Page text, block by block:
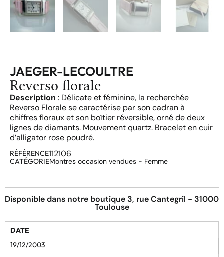
JAEGER-LECOULTRE
Reverso florale
Description : Délicate et féminine, la recherchée
Reverso Florale se caractérise par son cadran à
chiffres floraux et son boîtier réversible, orné de deux
lignes de diamants. Mouvement quartz. Bracelet en cuir
d’alligator rose poudré.
RÉFÉRENCE112106
CATÉGORIEMontres occasion vendues - Femme
Disponible dans notre boutique 3, rue Cantegril - 31000
Toulouse
DATE
19/12/2003